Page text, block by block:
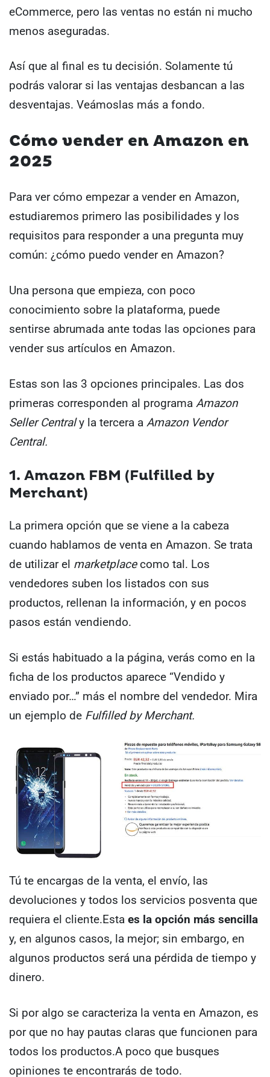
eCommerce, pero las ventas no están ni mucho
menos aseguradas.
Así que al final es tu decisión. Solamente tú
podrás valorar si las ventajas desbancan a las
desventajas. Veámoslas más a fondo.
Cómo vender en Amazon en
2025
Para ver cómo empezar a vender en Amazon,
estudiaremos primero las posibilidades y los
requisitos para responder a una pregunta muy
común: ¿cómo puedo vender en Amazon?
Una persona que empieza, con poco
conocimiento sobre la plataforma, puede
sentirse abrumada ante todas las opciones para
vender sus artículos en Amazon.
Estas son las 3 opciones principales. Las dos
primeras corresponden al programa Amazon
Seller Centraly la tercera a Amazon Vendor
Central.
1. Amazon FBM (Fulfilled by
Merchant)
La primera opción que se viene a la cabeza
cuando hablamos de venta en Amazon. Se trata
de utilizar el marketplacecomo tal. Los
vendedores suben los listados con sus
productos, rellenan la información, y en pocos
pasos están vendiendo.
Si estás habituado a la página, verás como en la
ficha de los productos aparece “Vendido y
enviado por…” más el nombre del vendedor. Mira
un ejemplo de Fulfilled by Merchant.
Tú te encargas de la venta, el envío, las
devoluciones y todos los servicios posventa que
requiera el cliente.Esta es la opción más sencilla
y, en algunos casos, la mejor; sin embargo, en
algunos productos será una pérdida de tiempo y
dinero.
Si por algo se caracteriza la venta en Amazon, es
por que no hay pautas claras que funcionen para
todos los productos.A poco que busques
opiniones te encontrarás de todo.